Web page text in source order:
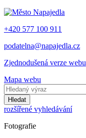
+420 577 100 911
podatelna@napajedla.cz
Zjednodušená verze webu
Mapa webu
Hledat
rozšířené vyhledávání
Fotografie